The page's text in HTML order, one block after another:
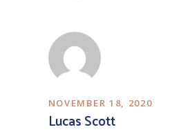
NOVEMBER 18, 2020
Lucas Scott